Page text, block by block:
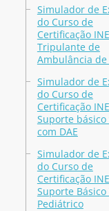
Simulador de
do Curso de
Certificação
Tripulante de
Ambulância de
Simulador de
do Curso de
Certificação
Suporte básico
com DAE
Simulador de
do Curso de
Certificação
Suporte Básico
Pediátrico